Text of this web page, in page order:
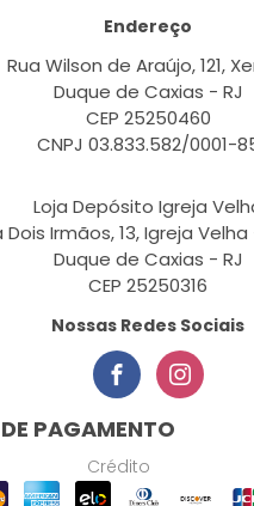
Endereço
Rua Wilson de Araújo, 121,
Duque de Caxias - RJ
CEP 25250460
CNPJ 03.833.582/0001-
Loja Depósito Igreja
Dois Irmãos, 13, Igreja
Duque de Caxias - RJ
CEP 25250316
Nossas Redes Sociais
PAGAMENTO
Crédito